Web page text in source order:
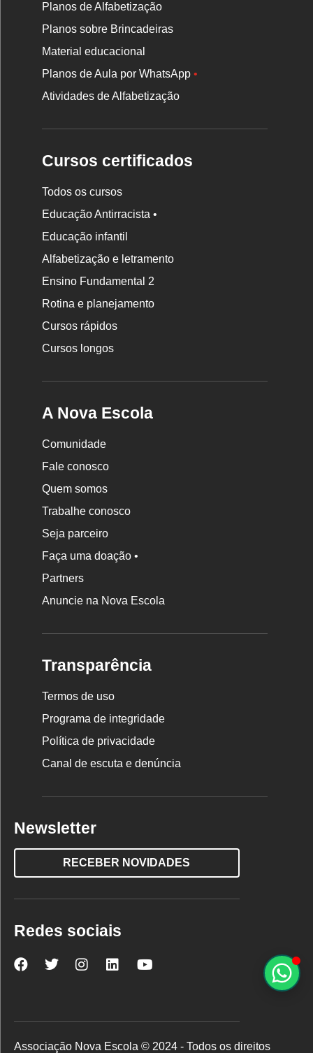
Planos de Alfabetização
Planos sobre Brincadeiras
Material educacional
Planos de Aula por WhatsApp•
Atividades de Alfabetização
Cursos certificados
Todos os cursos
Educação Antirracista •
Educação infantil
Alfabetização e letramento
Ensino Fundamental 2
Rotina e planejamento
Cursos rápidos
Cursos longos
A Nova Escola
Comunidade
Fale conosco
Quem somos
Trabalhe conosco
Seja parceiro
Faça uma doação •
Partners
Anuncie na Nova Escola
Transparência
Termos de uso
Programa de integridade
Política de privacidade
Canal de escuta e denúncia
Newsletter
RECEBER NOVIDADES
Redes sociais
Nova
Facebook
Nova
Twitter
Nova
Instagram
Nova
LinkedInYouTube
Associação Nova Escola © 2024 - Todos os direitos